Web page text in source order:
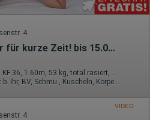
4
Eveline Nur für kurze Zeit! bis 15.08. erreichbar!
24 Jahre, 75D, KF 36, 1.60m, 53 kg, total rasiert, südländisch
69, NSa, Franz b. Ihr, BV, Schmu., Kuscheln, Körperküs., DSa
VIDEO
4